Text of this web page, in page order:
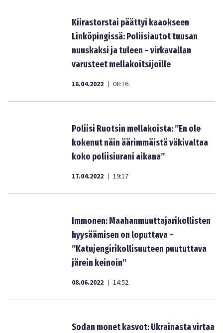
Kiirastorstai päättyi kaaokseen
Linköpingissä: Poliisiautot tuusan
nuuskaksi ja tuleen – virkavallan
varusteet mellakoitsijoille
16.04.2022 | 08:16
Poliisi Ruotsin mellakoista: ”En ole
kokenut näin äärimmäistä väkivaltaa
koko poliisiurani aikana”
17.04.2022 | 19:17
Immonen: Maahanmuuttajarikollisten
hyysäämisen on loputtava –
”Katujengirikollisuuteen puututtava
järein keinoin”
08.06.2022 | 14:52
Sodan monet kasvot: Ukrainasta virtaa